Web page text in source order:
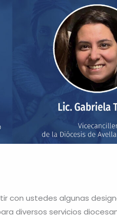
con ustedes algunas
diversos servicios